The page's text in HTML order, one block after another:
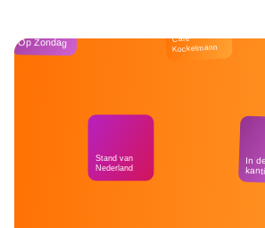
Op Zondag
Stand van
Nederland
Café
Kockelmann
In de